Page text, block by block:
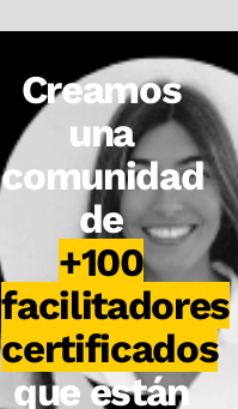
Creamos
una
comunidad
de
+100
facilitadores
certificados
que están